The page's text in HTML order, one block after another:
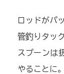
ロッドがパ
管釣りタッ
スプーンは
やることに。